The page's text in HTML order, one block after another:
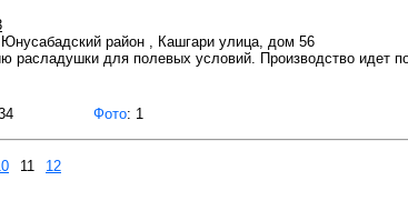
Юнусабадский район , Кашгари улица, дом 56
расладушки для полевых условий. Производство идет
Фото: 1
11 12